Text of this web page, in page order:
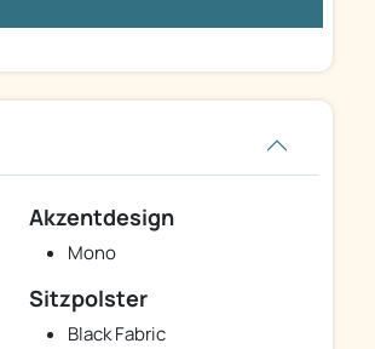
Akzentdesign
Mono
Sitzpolster
Black Fabric